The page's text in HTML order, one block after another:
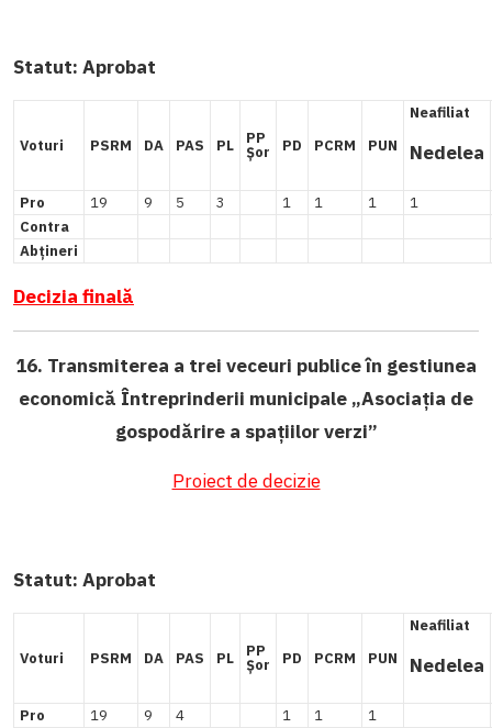
Statut: Aprobat
Voturi PSRM DA PAS PL PP
Șor PD PCRM PUN
Neafiliat
Nedelea
Pro 19 9 5 3 1 1 1
1
Contra
Abțineri
Decizia finală
16. Transmiterea a trei veceuri publice în gestiunea
economică Întreprinderii municipale „Asociația de
gospodărire a spațiilor verzi”
Proiect de decizie
Statut: Aprobat
Voturi PSRM DA PAS PL PP
Șor PD PCRM PUN
Neafiliat
Nedelea
Pro 19 9 4 1 1
1